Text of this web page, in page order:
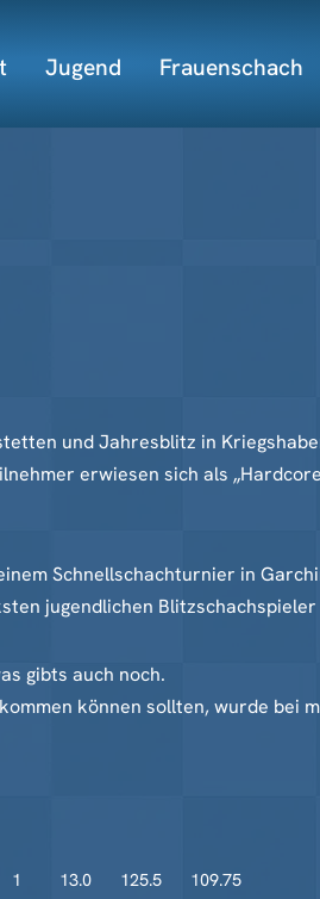
Jugend Frauenschach
und Jahresblitz in
erwiesen sich als
Schnellschachturnier in
jugendlichen
gibts auch noch.
können sollten, wurde bei
1 13.0 125.5
109.75